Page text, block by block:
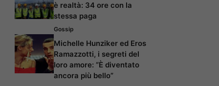
è realtà: 34 ore con la
stessa paga
Gossip
Michelle Hunziker ed Eros
Ramazzotti, i segreti del
loro amore: “È diventato
ancora più bello”